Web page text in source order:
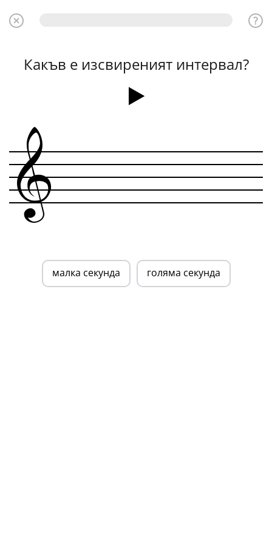
Какъв е изсвиреният интервал?
&
малка секунда голяма секунда